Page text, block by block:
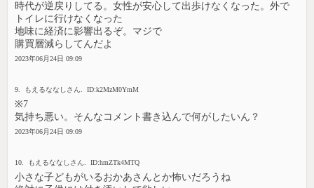
時代が逆戻りしてる。女性が安心して出歩けなくなった。外で
トイレに行けなくなった
地味に経済に影響出るぞ。マジで
購買層減らしてんだよ
2023年06月24日 09:09
9. もえるななしさん. ID:k2MzM0YmM
※7
気持ち悪い。そんなコメント書き込んで何がしたいん？
2023年06月24日 09:09
10. もえるななしさん. ID:hmZTk4MTQ
小さな子どもがいるおかあさんとか怖いだろうね